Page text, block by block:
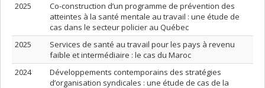
2025
Co-construction d’un programme de prévention des
atteintes à la santé mentale au travail : une étude de
cas dans le secteur policier au Québec
2025
Services de santé au travail pour les pays à revenu
faible et intermédiaire : le cas du Maroc
2024
Développements contemporains des stratégies
d’organisation syndicales : une étude de cas de la